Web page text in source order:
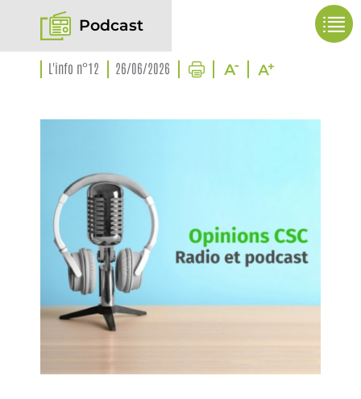
Podcast
L'info n°12 26/06/2026